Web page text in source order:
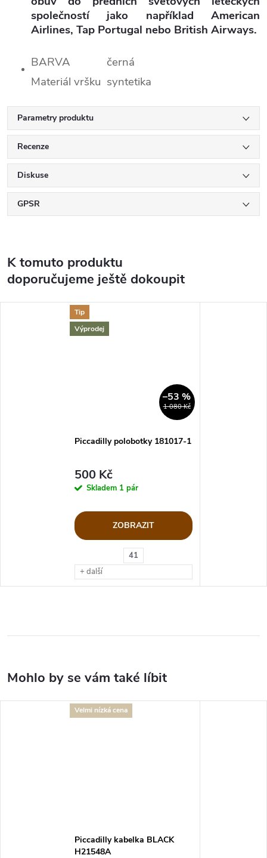
společností jako například American
Airlines, Tap Portugal nebo British Airways.
BARVA
černá
Materiál vršku syntetika
Parametry produktu
Recenze
Diskuse
GPSR
K tomuto produktu
doporučujeme ještě dokoupit
Tip
Výprodej
1 080 Kč
–53 %
41
+ další
Piccadilly polobotky 181017-1
500 Kč
Skladem 1 pár
ZOBRAZIT
Velmi nízká cena
Piccadilly kabelka BLACK
H21548A